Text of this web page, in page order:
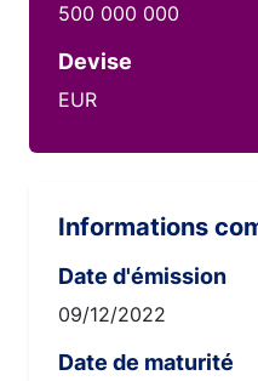
500 000 000
Devise
EUR
Informations
Date d'émission
09/12/2022
Date de maturité